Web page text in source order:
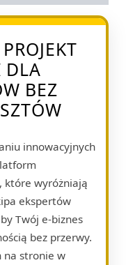
DLA
BEZ
innowacyjnych
które wyróżniają
ekspertów
Twój e-biznes
bez przerwy.
na stronie w